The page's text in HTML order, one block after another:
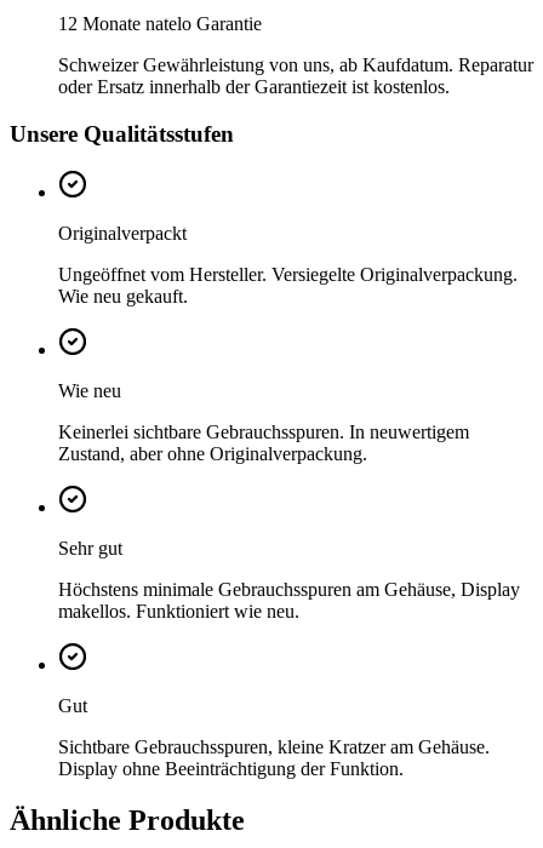
12 Monate natelo Garantie
Schweizer Gewährleistung von uns, ab Kaufdatum. Reparatur
oder Ersatz innerhalb der Garantiezeit ist kostenlos.
Unsere Qualitätsstufen
Originalverpackt
Ungeöffnet vom Hersteller. Versiegelte Originalverpackung.
Wie neu gekauft.
Wie neu
Keinerlei sichtbare Gebrauchsspuren. In neuwertigem
Zustand, aber ohne Originalverpackung.
Sehr gut
Höchstens minimale Gebrauchsspuren am Gehäuse, Display
makellos. Funktioniert wie neu.
Gut
Sichtbare Gebrauchsspuren, kleine Kratzer am Gehäuse.
Display ohne Beeinträchtigung der Funktion.
Ähnliche Produkte